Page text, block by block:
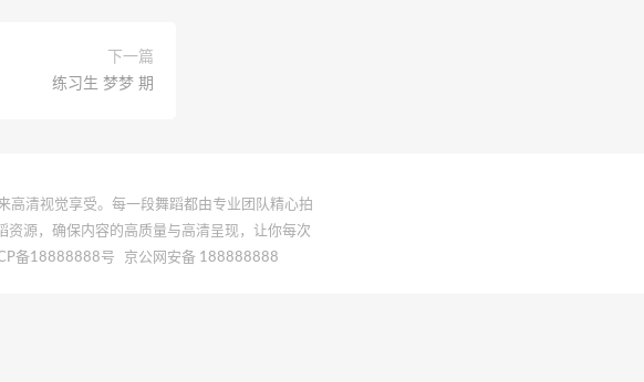
下一篇
练习生 梦梦 期
清视觉享受。每一段舞蹈都由专业团队精心拍
源，确保内容的高质量与高清呈现，让你每次
备18888888号 京公网安备 188888888